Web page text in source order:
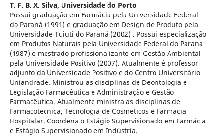
T. F. B. X. Silva, Universidade do Porto
Possui graduação em Farmácia pela Universidade Federal
do Paraná (1991) e graduação em Design de Produto pela
Universidade Tuiuti do Paraná (2002) . Possui especialização
em Produtos Naturais pela Universidade Federal do Paraná
(1987) e mestrado profissionalizante em Gestão Ambiental
pela Universidade Positivo (2007). Atualmente é professor
adjunto da Universidade Positivo e do Centro Universitário
Uniandrade. Ministrou as disciplinas de Deontologia e
Legislação Farmacêutica e Administração e Gestão
Farmacêutica. Atualmente ministra as disciplinas de
Farmacotécnica, Tecnologia de Cosméticos e Farmácia
Hospitalar. Coordena o Estágio Supervisionado em Farmácia
e Estágio Supervisionado em Indústria.